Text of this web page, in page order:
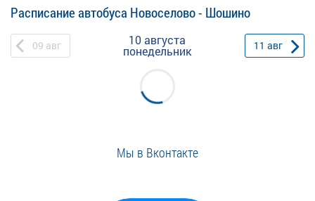
Расписание автобуса Новоселово - Шошино
09 авг 10 августа
понедельник 11 авг
Мы в Вконтакте